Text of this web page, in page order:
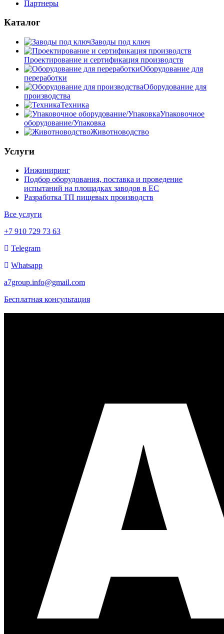
Партнеры
Каталог
Заводы под ключ
Проектирование и сертификация производств
Оборудование для
переработки
Оборудование для
производства
Техника
Упаковочное
оборудование/Упаковка
Животноводство
Услуги
Инжиниринг
Подбор оборудования, поставка и проведение
испытаний на площадках заводов в ЕС
Разработка ТП пищевых производств
Все услуги
+7 910 729 73 63
Telegram
Whatsapp
a7group.info@gmail.com
Бесплатная консультация